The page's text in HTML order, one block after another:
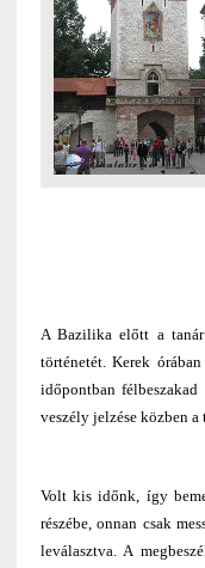
A Bazilika előtt a
történetét. Kerek
időpontban
veszély jelzése közben
Volt kis időnk, így
részébe, onnan csak
leválasztva. A